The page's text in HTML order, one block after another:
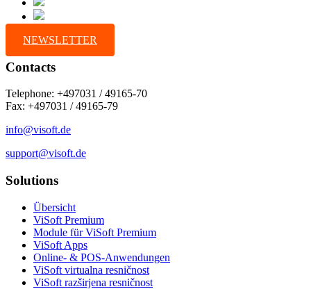
NEWSLETTER
Contacts
Telephone: +497031 / 49165-70
Fax: +497031 / 49165-79
info@visoft.de
support@visoft.de
Solutions
Übersicht
ViSoft Premium
Module für ViSoft Premium
ViSoft Apps
Online- & POS-Anwendungen
ViSoft virtualna resničnost
ViSoft razširjena resničnost